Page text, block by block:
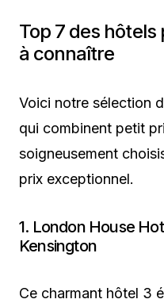
Top 7 des
à connaître
Voici notre sélection
qui combinent petit
soigneusement
prix exceptionnel.
1. London House
Kensington
Ce charmant hôtel 3